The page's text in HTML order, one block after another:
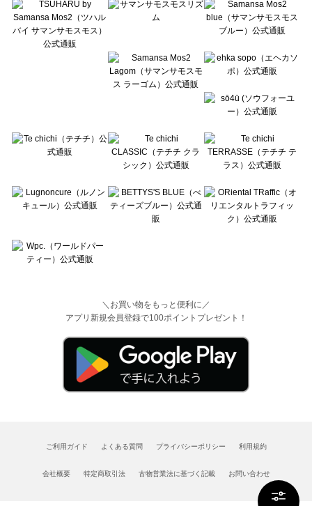
Lugnoncure（ルノンキュール）の雑貨一覧
BETTY'S BLUE（べティーズブルー）の雑貨一覧
Wpc.（ワールドパーティー）の雑貨一覧
＼お買い物をもっと便利に／
アプリ新規会員登録で100ポイントプレゼント！
ご利用ガイド よくある質問 プライバシーポリシー 利用規約
会社概要 特定商取引法 古物営業法に基づく記載 お問い合わせ